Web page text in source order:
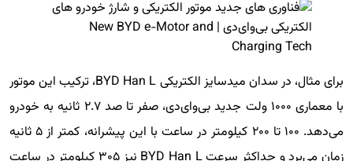
برای مثال، در سدان میدسایز الکتریکی BYD Han L، ترکیب این موتور
با معماری ۱۰۰۰ ولت جدید بی‌وای‌دی، صفر تا صد ۲.۷ ثانیه به خودرو
می‌دهد. ۱۰۰ تا ۲۰۰ کیلومتر در ساعت با این پیشرانه، کمتر از ۵ ثانیه